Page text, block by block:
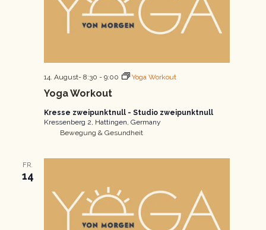
Yoga Workout
14. August- 8:30 - 9:00 Yoga Workout
Kresse zweipunktnull - Studio zweipunktnull
Kressenberg 2, Hattingen, Germany
Bewegung & Gesundheit
FR.
14